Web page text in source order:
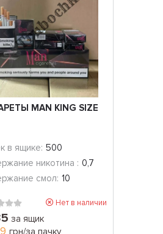
MAN KING SIZE
в ящике: 500
никотина : 0,7
смол: 10
Нет в наличии
за ящик